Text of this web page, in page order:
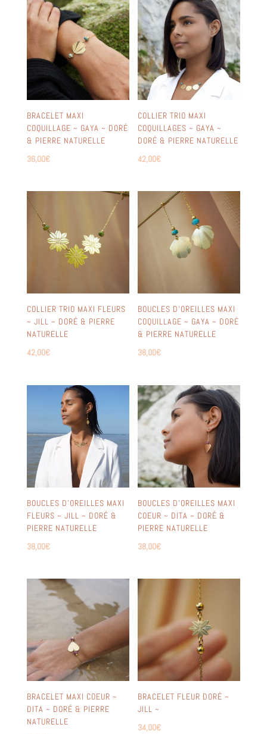
BRACELET MAXI
COQUILLAGE ~ GAYA ~ DORÉ
& PIERRE NATURELLE
36,00€
COLLIER TRIO MAXI
COQUILLAGES ~ GAYA ~
DORÉ & PIERRE NATURELLE
42,00€
COLLIER TRIO MAXI FLEURS
~ JILL ~ DORÉ & PIERRE
NATURELLE
42,00€
BOUCLES D’OREILLES MAXI
COQUILLAGE ~ GAYA ~ DORÉ
& PIERRE NATURELLE
38,00€
BOUCLES D’OREILLES MAXI
FLEURS ~ JILL ~ DORÉ &
PIERRE NATURELLE
38,00€
BOUCLES D’OREILLES MAXI
COEUR ~ DITA ~ DORÉ &
PIERRE NATURELLE
38,00€
BRACELET MAXI COEUR ~
DITA ~ DORÉ & PIERRE
NATURELLE
BRACELET FLEUR DORÉ ~
JILL ~
34,00€